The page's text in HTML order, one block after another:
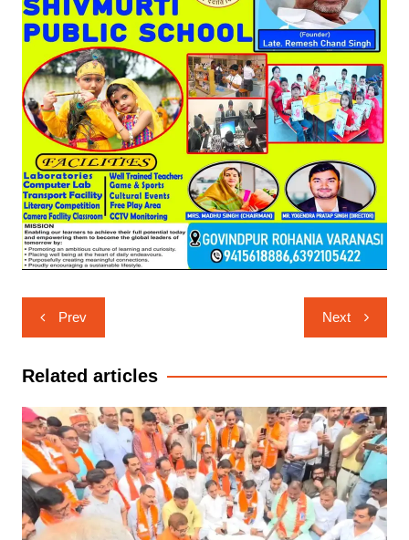
Post
navigation
Prev Next
Related articles